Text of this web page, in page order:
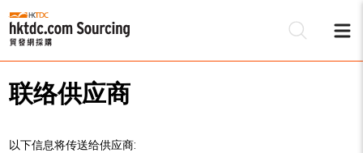
联络供应商
以下信息将传送给供应商: